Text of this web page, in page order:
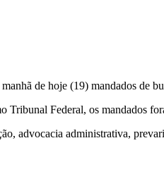
de hoje (19) mandados de
Tribunal Federal, os mandados
advocacia administrativa,